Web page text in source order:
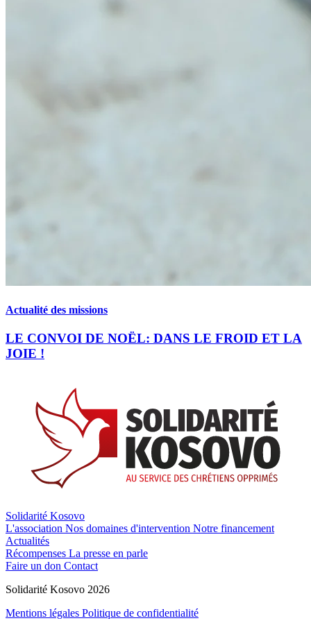
Actualité des missions
LE CONVOI DE NOËL: DANS LE FROID ET LA
JOIE !
Solidarité Kosovo
L'association Nos domaines d'intervention Notre financement
Actualités
Récompenses La presse en parle
Faire un don Contact
Solidarité Kosovo 2026
Mentions légales Politique de confidentialité